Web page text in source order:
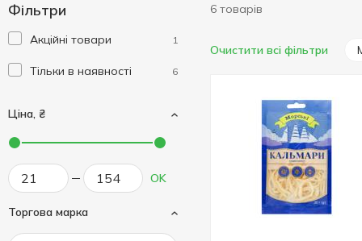
Фільтри
Акційні товари 1
Тільки в наявності 6
Ціна, ₴
OK
Торгова марка
6 товарів
Очистити всі фільтри